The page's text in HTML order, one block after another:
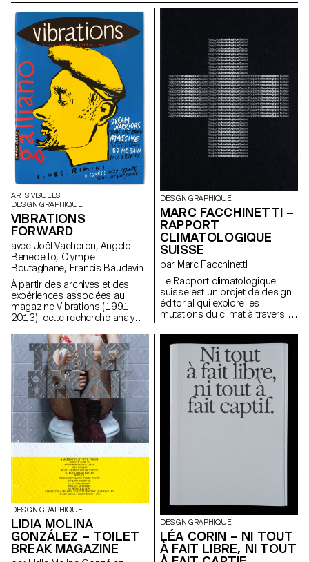
courbes et les axes
caractéristiques de chaque
lettre, tout en portant une
attention particulière à la
cohérence visuelle et à la
régularité du tracé.
chapitres a été réalisée pour
ARTS VISUELS
DESIGN GRAPHIQUE
VIBRATIONS
FORWARD
avec Joël Vacheron, Angelo
Benedetto, Olympe
Boutaghane, Francis Baudevin
À partir des archives et des
expériences associées au
magazine Vibrations (1991-
2013), cette recherche analyse
comment les contenus textuels,
graphiques et
photographiques du magazine
permettent de penser les défis
pour communiquer à propos
des musiques populaires
aujourd’hui.
DESIGN GRAPHIQUE
MARC FACCHINETTI –
RAPPORT
CLIMATOLOGIQUE
SUISSE
par Marc Facchinetti
Le Rapport climatologique
suisse est un projet de design
éditorial qui explore les
mutations du climat à travers la
relevés météorologiques
récents, mis en perspective
avec des moyennes historiques
remontant parfois à plus de
150 ans, le livre s’appuie sur
des plugins développés sur
mesure pour InDesign. Ces
outils traduisent des données
climatique. Le projet propose
un regard infographique brut et
précis.
DESIGN GRAPHIQUE
LIDIA MOLINA
GONZÁLEZ – TOILET
BREAK MAGAZINE
DESIGN GRAPHIQUE
LÉA CORIN – NI TOUT
À FAIT LIBRE, NI TOUT